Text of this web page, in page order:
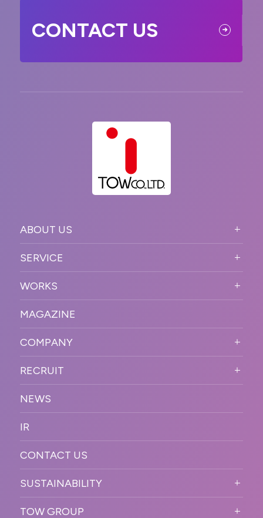
CONTACT US
ABOUT US
PURPOSE
VISION
OUR DNA
SERVICE
STRONG POINT
BUSINESS DOMAIN
SOLUTION
WORKFLOW
WORKS
オンラインイベント
SNSプロモーション
プラットフォーム販
促
デジタル制作・映像
制作
PR
カンファレンス・展示会・アワ
ESPORTS・ゲームプロモーシ
MAGAZINE
COMPANY
COMPANY INFORMATION
MESSAGE
OFFICER
ACCESS
ORGANIZATION CHART
HISTORY
RECRUIT
新卒採用
キャリア採用
NEWS
IR
CONTACT US
SUSTAINABILITY
TOW GROUP